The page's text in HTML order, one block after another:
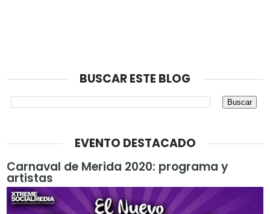
BUSCAR ESTE BLOG
EVENTO DESTACADO
Carnaval de Merida 2020: programa y
artistas